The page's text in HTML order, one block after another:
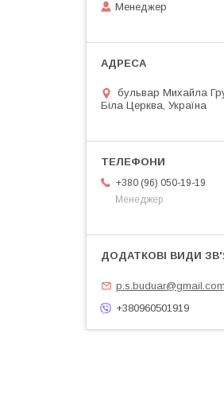
Менеджер
бульвар Михайла
Біла Церква, Україна
+380 (96) 050-19-19
Менеджер
p.s.buduar@gmail.com
+380960501919